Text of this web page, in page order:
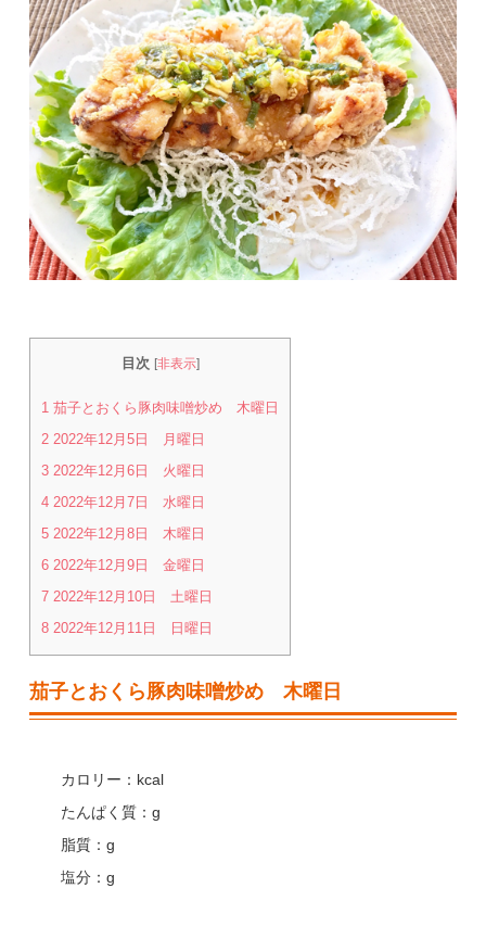
目次 [非表示]
1 茄子とおくら豚肉味噌炒め 木曜日
2 2022年12月5日 月曜日
3 2022年12月6日 火曜日
4 2022年12月7日 水曜日
5 2022年12月8日 木曜日
6 2022年12月9日 金曜日
7 2022年12月10日 土曜日
8 2022年12月11日 日曜日
茄子とおくら豚肉味噌炒め 木曜日
カロリー：kcal
たんぱく質：g
脂質：g
塩分：g